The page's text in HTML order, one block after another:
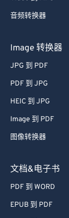
音频转换器
Image 转换器
JPG 到 PDF
PDF 到 JPG
HEIC 到 JPG
Image 到 PDF
图像转换器
文档&电子书
PDF 到 WORD
EPUB 到 PDF